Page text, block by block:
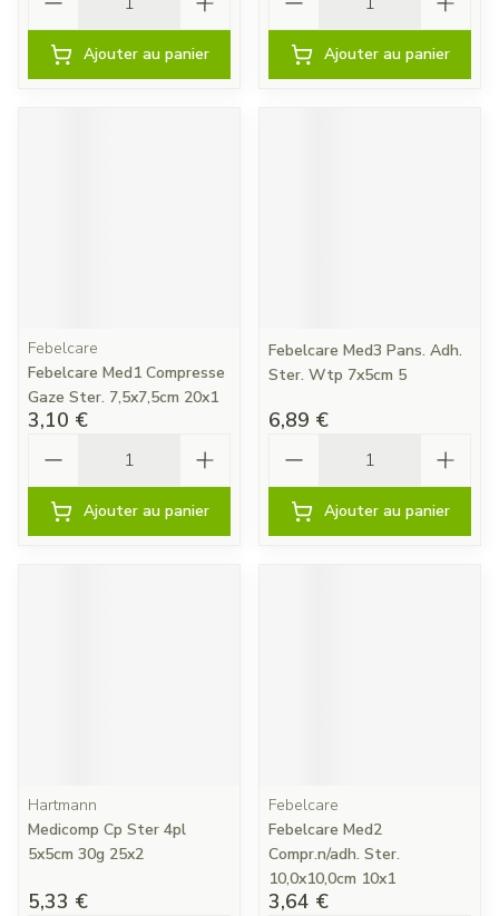
Ajouter au panier Ajouter au panier
Febelcare
Febelcare Med1 Compresse
Gaze Ster. 7,5x7,5cm 20x1
3,10 €
Ajouter au panier
Febelcare Med3 Pans. Adh.
Ster. Wtp 7x5cm 5
6,89 €
Ajouter au panier
Hartmann
Medicomp Cp Ster 4pl
5x5cm 30g 25x2
5,33 €
Febelcare
Febelcare Med2
Compr.n/adh. Ster.
10,0x10,0cm 10x1
3,64 €